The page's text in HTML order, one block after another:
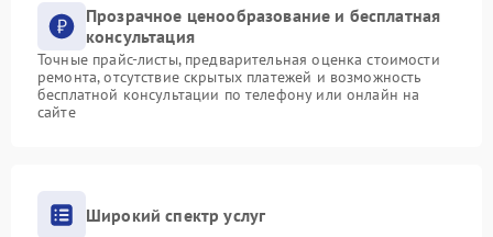
Прозрачное ценообразование и бесплатная
консультация
Точные прайс-листы, предварительная оценка стоимости
ремонта, отсутствие скрытых платежей и возможность
бесплатной консультации по телефону или онлайн на
сайте
Широкий спектр услуг